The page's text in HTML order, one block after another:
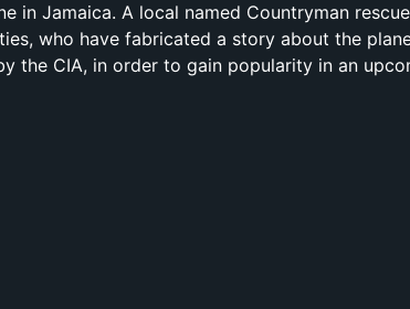
in Jamaica. A local named Countryman
who have fabricated a story about the
the CIA, in order to gain popularity in an